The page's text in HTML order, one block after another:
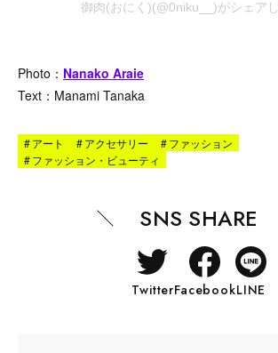
御肉(おにく)(@0niku__)がシェア
Photo： Nanako Araie
Text：Manami Tanaka
#アート #アクセサリー #ファッション
#ファッション・ビューティ
SNS SHARE
TwitterFacebookLINE